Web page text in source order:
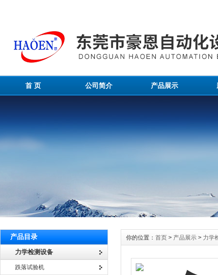
首 页 公司简介 产品展示
产品目录
力学检测设备
跌落试验机
你的位置： 首页 > 产品展示 > 力学